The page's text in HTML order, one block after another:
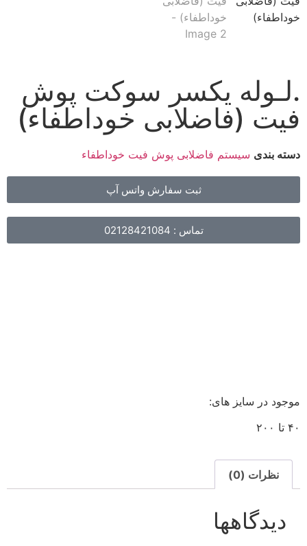
.لـوله یکسر سوکت پوش
فیت (فاضلابی خوداطفاء)
دسته بندی سیستم فاضلابی پوش فیت خوداطفاء
ثبت سفارش واتس آپ
تماس : 02128421084
موجود در سایز های:
۴۰ تا ۲۰۰
نظرات (0)
دیدگاهها